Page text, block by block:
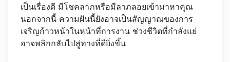
เป็นเรื่องดี มีโชคลาภหรือมีลาภลอยเข้ามาหาคุณ
นอกจากนี้ ความฝันนี้ยังอาจเป็นสัญญาณของการ
เจริญก้าวหน้าในหน้าที่การงาน ช่วงชีวิตที่กำลังแย่
อาจพลิกกลับไปสู่ทางที่ดียิ่งขึ้น